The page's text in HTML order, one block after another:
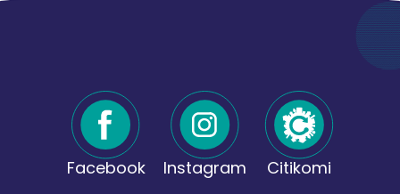
Facebook Instagram Citikomi